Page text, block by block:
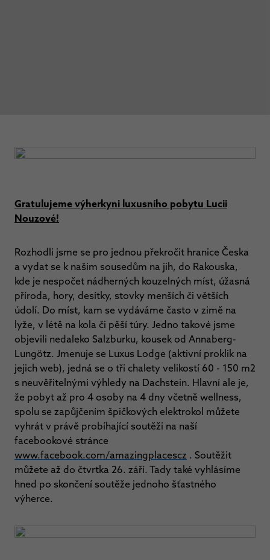
Gratulujeme výherkyni luxusního pobytu Lucii
Nouzové!
Rozhodli jsme se pro jednou překročit hranice Česka
a vydat se k našim sousedům na jih, do Rakouska,
kde je nespočet nádherných kouzelných míst, úžasná
příroda, hory, desítky, stovky menších či větších
údolí. Do míst, kam se vydáváme často v zimě na
lyže, v létě na kola či pěší túry. Jedno takové jsme
objevili nedaleko Salzburku, kousek od Annaberg-
Lungötz. Jmenuje se Luxus Lodge (aktivní proklik na
jejich web), jedná se o tři chalety velikostí 60 - 150 m2
s neuvěřitelnými výhledy na Dachstein. Hlavní ale je,
že pobyt až pro 4 osoby na 4 dny včetně wellness,
spolu se zapůjčením špičkových elektrokol můžete
vyhrát v právě probíhající soutěži na naší
facebookové stránce
www.facebook.com/amazingplacescz . Soutěžit
můžete až do čtvrtka 26. září. Tady také vyhlásíme
hned po skončení soutěže jednoho šťastného
výherce.